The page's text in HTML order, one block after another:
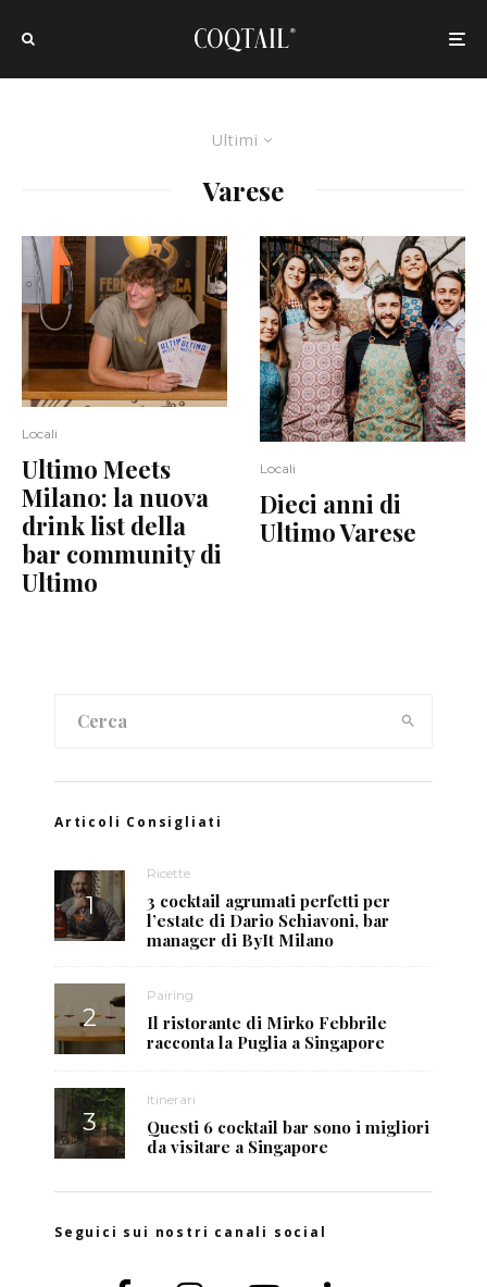
Ultimi
Varese
Locali
Ultimo Meets
Milano: la nuova
drink list della
bar community di
Ultimo
Locali
Dieci anni di
Ultimo Varese
Articoli Consigliati
Ricette
3 cocktail agrumati perfetti per
l’estate di Dario Schiavoni, bar
manager di ByIt Milano
Pairing
Il ristorante di Mirko Febbrile
racconta la Puglia a Singapore
Itinerari
Questi 6 cocktail bar sono i migliori
da visitare a Singapore
Seguici sui nostri canali social